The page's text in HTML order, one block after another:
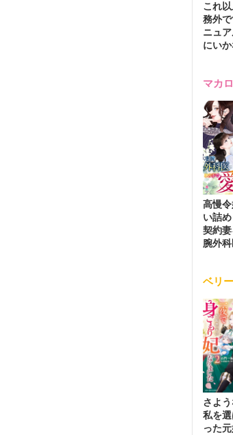
これ
務外
ニュ
にい
マカ
高慢
い詰
契約
腕外
ベリ
さよう
私を
った